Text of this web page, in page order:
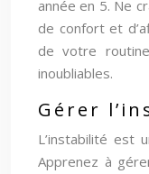
année en 5. Ne
de confort et
de votre
inoubliables.
Gérer
L’instabilité est
Apprenez à